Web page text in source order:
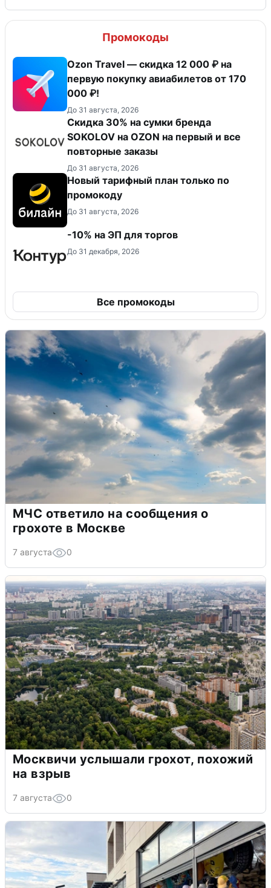
Промокоды
Ozon Travel — скидка 12 000 ₽ на
первую покупку авиабилетов от 170
000 ₽!
До 31 августа, 2026
Скидка 30% на сумки бренда
SOKOLOV на OZON на первый и все
повторные заказы
До 31 августа, 2026
Новый тарифный план только по
промокоду
До 31 августа, 2026
-10% на ЭП для торгов
До 31 декабря, 2026
Все промокоды
МЧС ответило на сообщения о
грохоте в Москве
7 августа 0
Москвичи услышали грохот, похожий
на взрыв
7 августа 0